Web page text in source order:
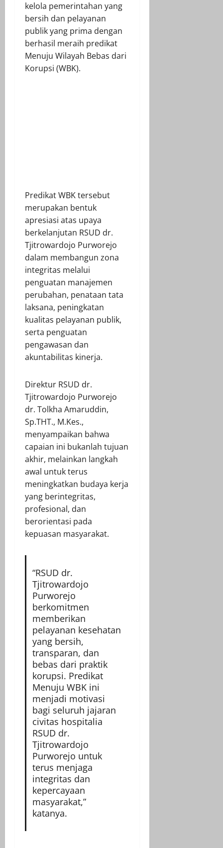
kelola pemerintahan yang
bersih dan pelayanan
publik yang prima dengan
berhasil meraih predikat
Menuju Wilayah Bebas dari
Korupsi (WBK).
Predikat WBK tersebut
merupakan bentuk
apresiasi atas upaya
berkelanjutan RSUD dr.
Tjitrowardojo Purworejo
dalam membangun zona
integritas melalui
penguatan manajemen
perubahan, penataan tata
laksana, peningkatan
kualitas pelayanan publik,
serta penguatan
pengawasan dan
akuntabilitas kinerja.
Direktur RSUD dr.
Tjitrowardojo Purworejo
dr. Tolkha Amaruddin,
Sp.THT., M.Kes.,
menyampaikan bahwa
capaian ini bukanlah tujuan
akhir, melainkan langkah
awal untuk terus
meningkatkan budaya kerja
yang berintegritas,
profesional, dan
berorientasi pada
kepuasan masyarakat.
“RSUD dr.
Tjitrowardojo
Purworejo
berkomitmen
memberikan
pelayanan kesehatan
yang bersih,
transparan, dan
bebas dari praktik
korupsi. Predikat
Menuju WBK ini
menjadi motivasi
bagi seluruh jajaran
civitas hospitalia
RSUD dr.
Tjitrowardojo
Purworejo untuk
terus menjaga
integritas dan
kepercayaan
masyarakat,”
katanya.